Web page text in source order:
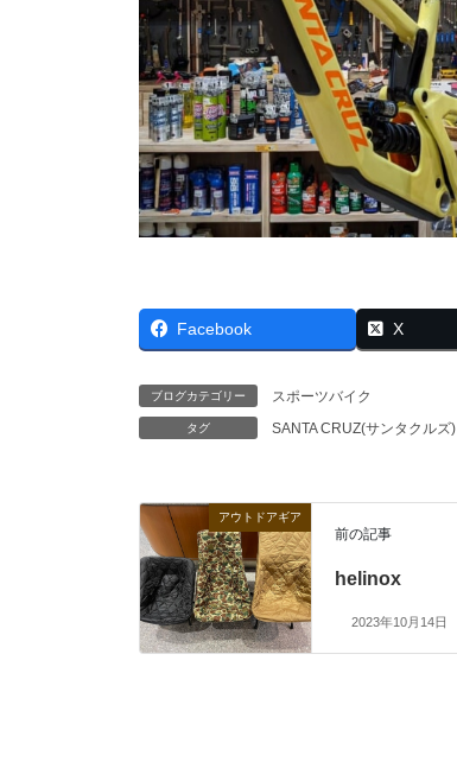
Facebook X
ブログカテゴリー スポーツバイク
タグ SANTA CRUZ(サンタクルズ)
アウトドアギア
前の記事
helinox
2023年10月14日